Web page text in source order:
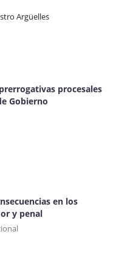
Argüelles
procesales
Gobierno
en los
y penal